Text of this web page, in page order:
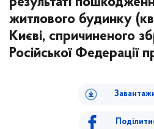
житлового будинку
Києві, спричиненого
Російської Федерації